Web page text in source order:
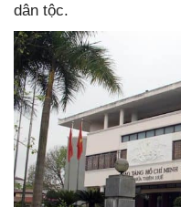
dân tộc.